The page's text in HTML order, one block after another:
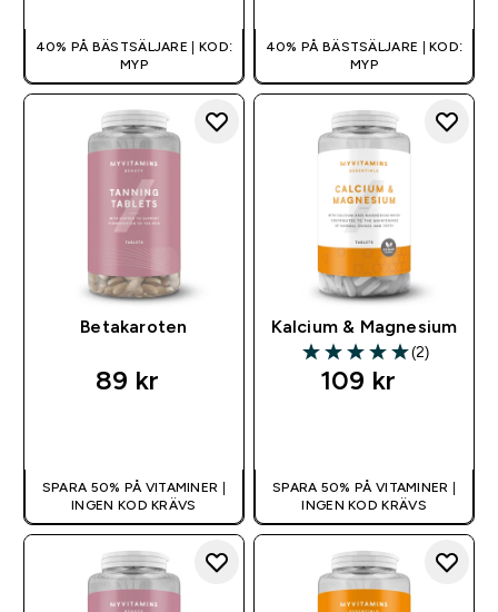
40% PÅ BÄSTSÄLJARE | KOD:
MYP
40% PÅ BÄSTSÄLJARE | KOD:
MYP
Betakaroten
89 kr‎
SPARA 50% PÅ VITAMINER |
INGEN KOD KRÄVS
Kalcium & Magnesium
5 out of 5 stars
(2)
109 kr‎
SPARA 50% PÅ VITAMINER |
INGEN KOD KRÄVS